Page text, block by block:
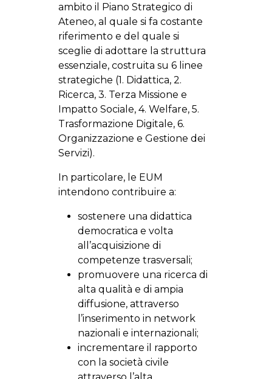
ambito il Piano Strategico di
Ateneo, al quale si fa costante
riferimento e del quale si
sceglie di adottare la struttura
essenziale, costruita su 6 linee
strategiche (1. Didattica, 2.
Ricerca, 3. Terza Missione e
Impatto Sociale, 4. Welfare, 5.
Trasformazione Digitale, 6.
Organizzazione e Gestione dei
Servizi).
In particolare, le EUM
intendono contribuire a:
sostenere una didattica
democratica e volta
all’acquisizione di
competenze trasversali;
promuovere una ricerca di
alta qualità e di ampia
diffusione, attraverso
l’inserimento in network
nazionali e internazionali;
incrementare il rapporto
con la società civile
attraverso l’alta